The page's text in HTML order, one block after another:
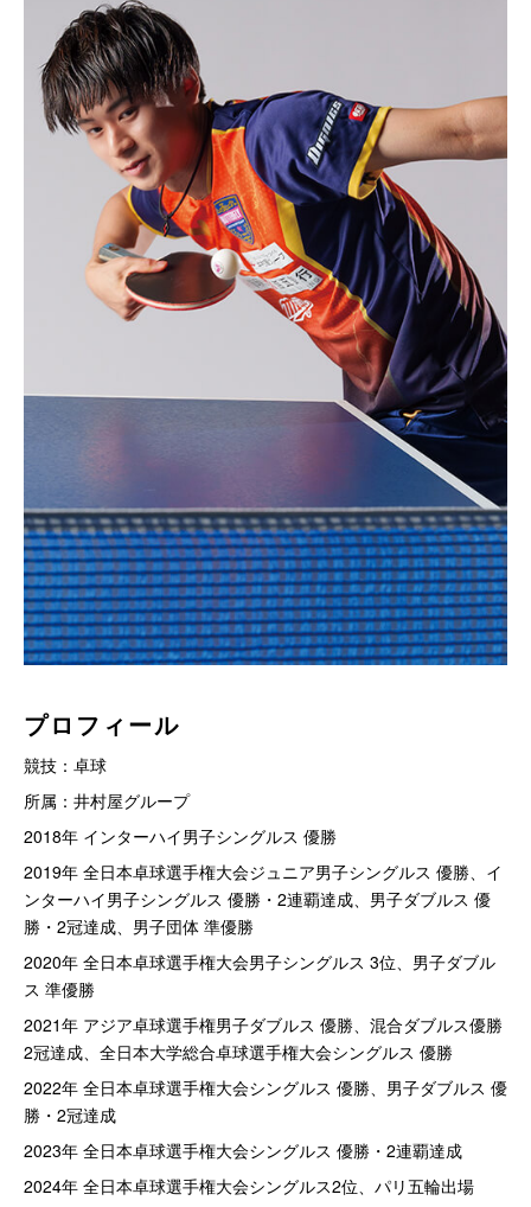
プロフィール
競技：卓球
所属：井村屋グループ
2018年 インターハイ男子シングルス 優勝
2019年 全日本卓球選手権大会ジュニア男子シングルス 優勝、イ
ンターハイ男子シングルス 優勝・2連覇達成、男子ダブルス 優
勝・2冠達成、男子団体 準優勝
2020年 全日本卓球選手権大会男子シングルス 3位、男子ダブル
ス 準優勝
2021年 アジア卓球選手権男子ダブルス 優勝、混合ダブルス優勝
2冠達成、全日本大学総合卓球選手権大会シングルス 優勝
2022年 全日本卓球選手権大会シングルス 優勝、男子ダブルス 優
勝・2冠達成
2023年 全日本卓球選手権大会シングルス 優勝・2連覇達成
2024年 全日本卓球選手権大会シングルス2位、パリ五輪出場